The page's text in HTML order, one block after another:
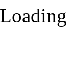
Loading